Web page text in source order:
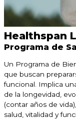
Healthspan
Programa de
Un Programa de
que buscan
funcional. Implica
de la longevidad,
(contar años de
salud, vitalidad y